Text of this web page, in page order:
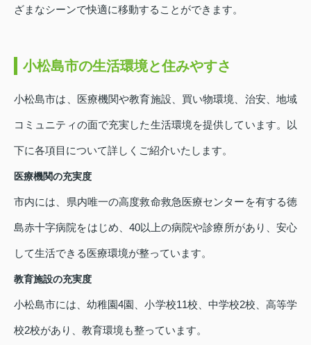
ざまなシーンで快適に移動することができます。
小松島市の生活環境と住みやすさ
小松島市は、医療機関や教育施設、買い物環境、治安、地域
コミュニティの面で充実した生活環境を提供しています。以
下に各項目について詳しくご紹介いたします。
医療機関の充実度
市内には、県内唯一の高度救命救急医療センターを有する徳
島赤十字病院をはじめ、40以上の病院や診療所があり、安心
して生活できる医療環境が整っています。
教育施設の充実度
小松島市には、幼稚園4園、小学校11校、中学校2校、高等学
校2校があり、教育環境も整っています。